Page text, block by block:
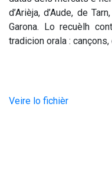
d’Arièja, d’Aude, de
Garona. Lo recuèlh
tradicion orala :
Veire lo fichièr